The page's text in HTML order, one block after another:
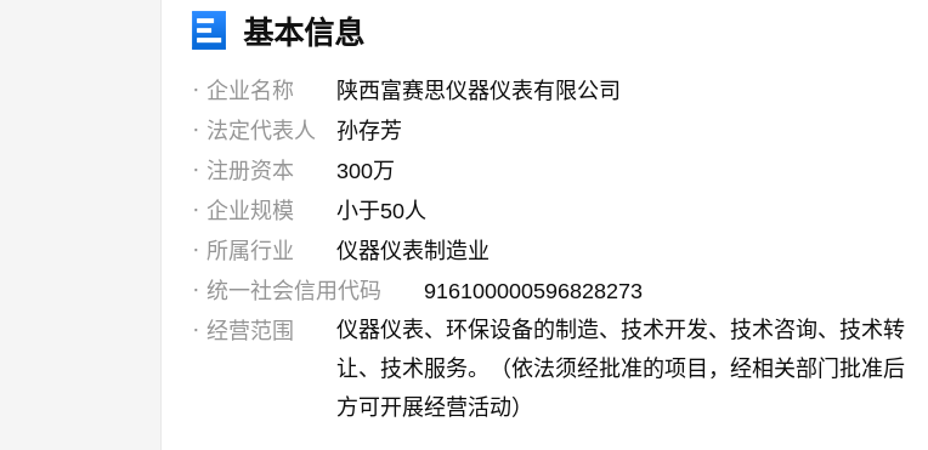
基本信息
企业名称
陕西富赛思仪器仪表有限公司
法定代表人
孙存芳
注册资本
300万
企业规模
小于50人
所属行业
仪器仪表制造业
统一社会信用代码
916100000596828273
经营范围
仪器仪表、环保设备的制造、技术开发、技术咨询、技术转
让、技术服务。（依法须经批准的项目，经相关部门批准后
方可开展经营活动）